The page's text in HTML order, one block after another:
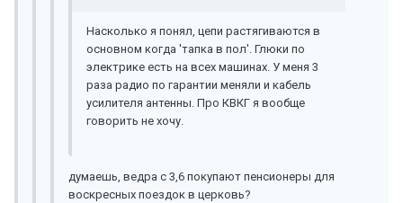
Насколько я понял, цепи растягиваются в
основном когда 'тапка в пол'. Глюки по
электрике есть на всех машинах. У меня 3
раза радио по гарантии меняли и кабель
усилителя антенны. Про КВКГ я вообще
говорить не хочу.
думаешь, ведра с 3,6 покупают пенсионеры для
воскресных поездок в церковь?